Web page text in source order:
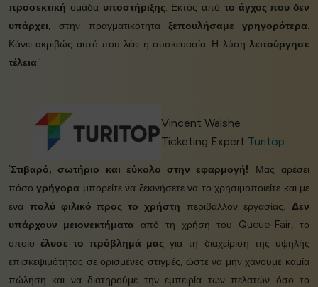
προσεκτική ομάδα υποστήριξης. Εκτός από το άγχος που δεν
υπάρχει, στην πραγματικότηταξεπουλήσαμε γρηγορότερα.
Κάνει ακριβώς αυτό που λέει η συσκευασία. Η λύση λειτούργησε
τέλεια.’
Vincent Walshe
Ticketing Expert Turitop
‘Στιβαρό, σωτήριο και εύκολο στην εφαρμογή! Μας αρέσει
πόσογρήγορα μπορείτε να ξεκινήσετε να το χρησιμοποιείτε και με
ένα πολύ φιλικό προς το χρήστη περιβάλλον εργασίας. Δεν
υπάρχουν μειονεκτήματα από τη χρήση του Queue-Fair, το
οποίοέλυσε το πρόβλημά μας για τη διαχείριση της υψηλής
επισκεψιμότητας σε ορισμένες στιγμές, ώστε να μην χάνουμε καμία
πώληση και να διατηρούμε την εμπειρία των πελατών όσο το